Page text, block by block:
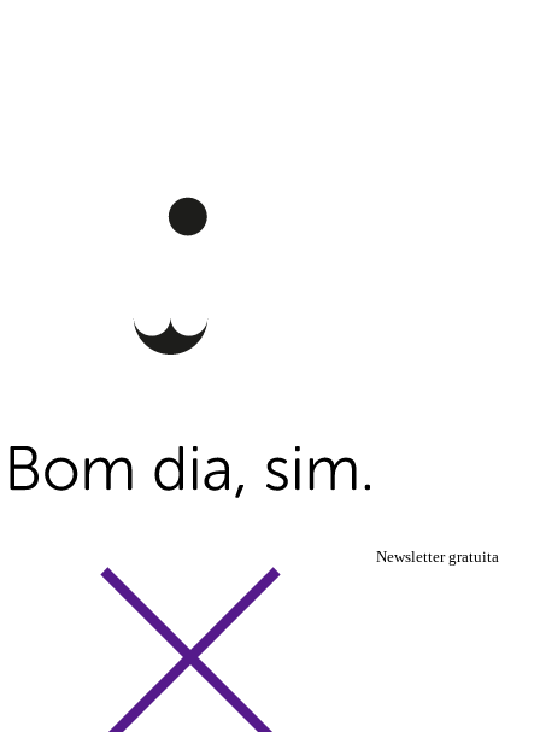
Newsletter gratuita